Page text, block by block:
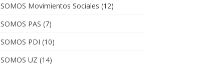
SOMOS Movimientos Sociales (12)
SOMOS PAS (7)
SOMOS PDI (10)
SOMOS UZ (14)